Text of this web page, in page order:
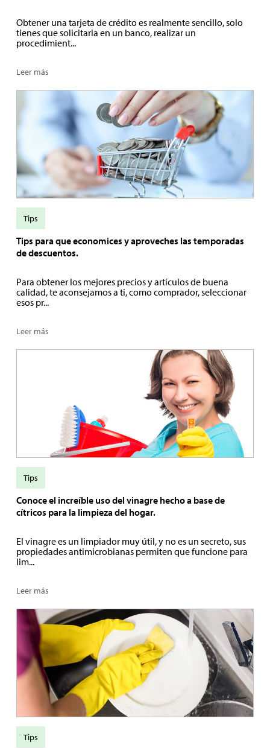
Obtener una tarjeta de crédito es realmente sencillo, solo
tienes que solicitarla en un banco, realizar un
procedimient...
Leer más
Tips para que economices y aproveches las temporadas
de descuentos.
Para obtener los mejores precios y artículos de buena
calidad, te aconsejamos a ti, como comprador, seleccionar
esos pr...
Leer más
Tips
Conoce el increíble uso del vinagre hecho a base de
cítricos para la limpieza del hogar.
El vinagre es un limpiador muy útil, y no es un secreto, sus
propiedades antimicrobianas permiten que funcione para
lim...
Leer más
Tips
Tips